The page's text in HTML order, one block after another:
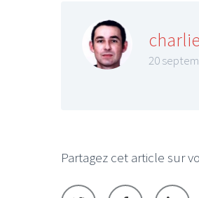
20
Partagez cet article sur